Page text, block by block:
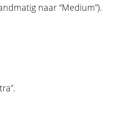
naar “Medium”).